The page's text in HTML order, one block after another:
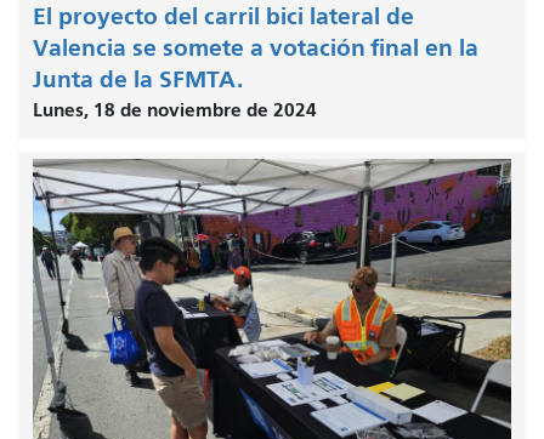
El proyecto del carril bici lateral de
Valencia se somete a votación final en la
Junta de la SFMTA.
Lunes, 18 de noviembre de 2024